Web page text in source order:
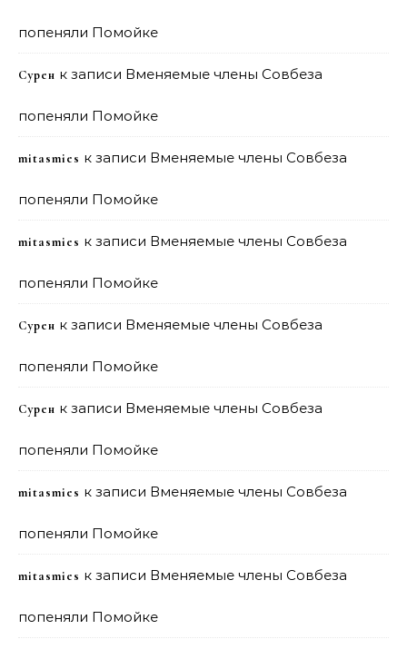
попеняли Помойке
Сурен к записи Вменяемые члены Совбеза
попеняли Помойке
mitasmies к записи Вменяемые члены Совбеза
попеняли Помойке
mitasmies к записи Вменяемые члены Совбеза
попеняли Помойке
Сурен к записи Вменяемые члены Совбеза
попеняли Помойке
Сурен к записи Вменяемые члены Совбеза
попеняли Помойке
mitasmies к записи Вменяемые члены Совбеза
попеняли Помойке
mitasmies к записи Вменяемые члены Совбеза
попеняли Помойке